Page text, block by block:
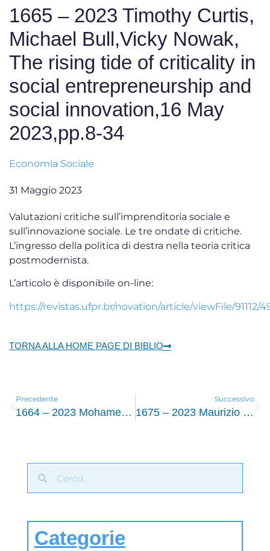
1665 – 2023 Timothy Curtis,
Michael Bull,Vicky Nowak,
The rising tide of criticality in
social entrepreneurship and
social innovation,16 May
2023,pp.8-34
Economia Sociale
31 Maggio 2023
Valutazioni critiche sull’imprenditoria sociale e
sull’innovazione sociale. Le tre ondate di critiche.
L’ingresso della politica di destra nella teoria critica
postmodernista.
L’articolo è disponibile on-line:
https://revistas.ufpr.br/novation/article/viewFile/91112/
TORNA ALLA HOME PAGE DI BIBLIO
Precedente
1664 – 2023 Mohamed Amin Bardaa ,M.Barka Jouini ,En quoi l’entrepreneuriat social et l’innovation sociale constituent-ils un avantage concurrentiel pour les entreprises ?, “Revue Internationale des Sciences de Gestion” n.2 22 Mai 2023,pp. 1111, 1134
Successivo
1675 – 2023 Maurizio Cavanna, La riforma del Terzo settore tra tipicità e contaminazioni,Quaderni del Dipartimento di Giurisprudenza dell’Università di Torino, giugno 2023,pp.184
Categorie